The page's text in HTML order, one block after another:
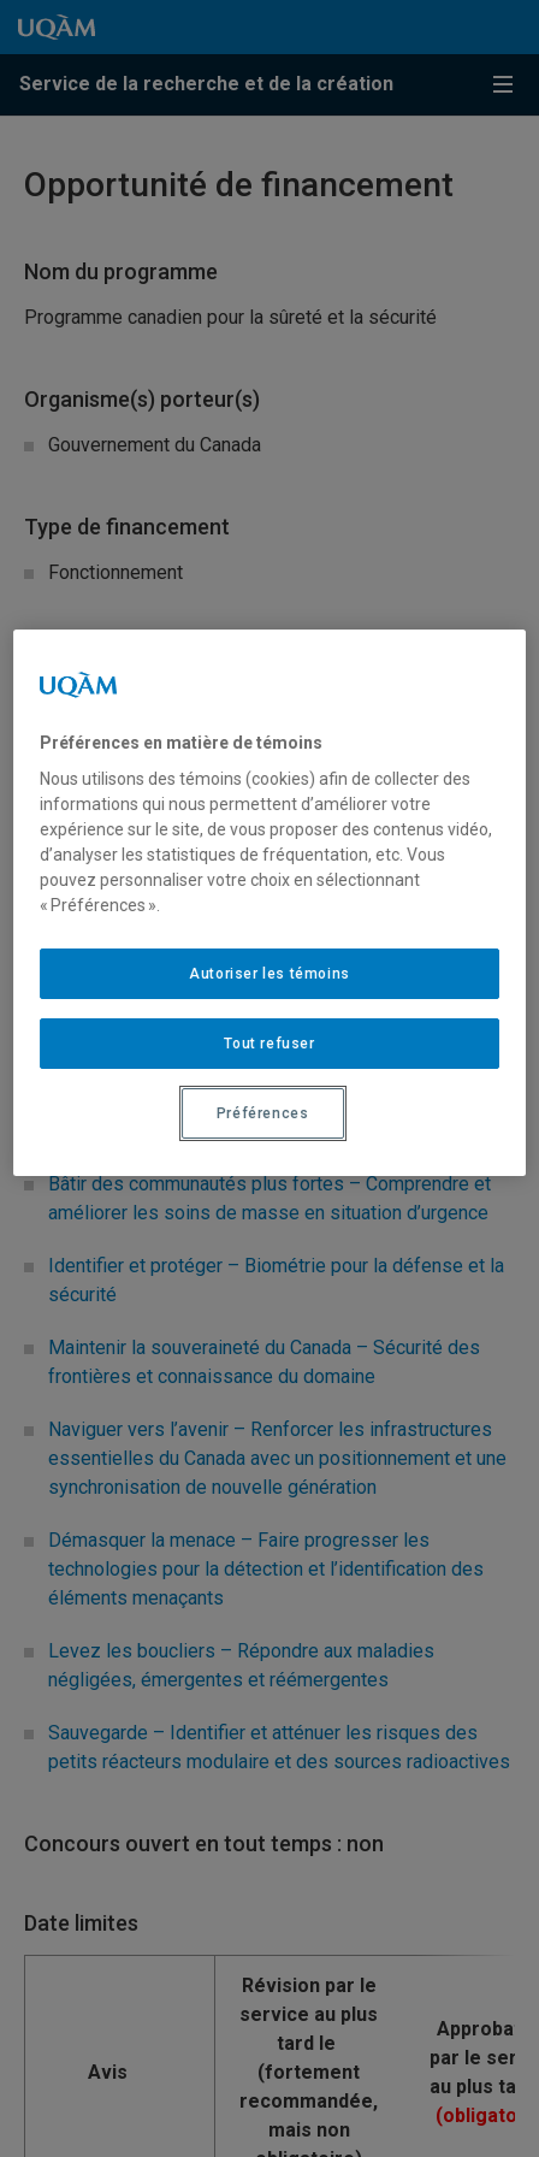
Passer au contenu
Accéder au menu principal
Accéder à la recherche
Passer au contenu
Accéder au menu principal
Service de la recherche et de la création
Menu
Opportunité de financement
Nom du programme
Programme canadien pour la sûreté et la sécurité
Organisme(s) porteur(s)
Gouvernement du Canada
Type de financement
Fonctionnement
Sciences humaines et sociales
Sciences naturelles et mathématiques
Description du programme
pel de propositions du PCSS 2024 est de tirer parti de
l’application novatrice de la science et de la technologie à
Les solutions proposées dans le cadre de l’appel de
propositions du PCSS 2024 devront s’attaquer aux défis
dans les domaines suivants :
Renseignements sur les incendies de forêt – Une
image commune pour la détection et la suppression
Bâtir des communautés plus fortes – Comprendre et
améliorer les soins de masse en situation d’urgence
Identifier et protéger – Biométrie pour la défense et la
sécurité
Maintenir la souveraineté du Canada – Sécurité des
frontières et connaissance du domaine
Naviguer vers l’avenir – Renforcer les infrastructures
essentielles du Canada avec un positionnement et une
synchronisation de nouvelle génération
Démasquer la menace – Faire progresser les
technologies pour la détection et l’identification des
éléments menaçants
Levez les boucliers – Répondre aux maladies
négligées, émergentes et réémergentes
Sauvegarde – Identifier et atténuer les risques des
petits réacteurs modulaire et des sources radioactives
Concours ouvert en tout temps : non
Date limites
Avis
Préférences en matière de témoins
Nous utilisons des témoins (cookies) afin de collecter des
informations qui nous permettent d’améliorer votre
expérience sur le site, de vous proposer des contenus vidéo,
d’analyser les statistiques de fréquentation, etc. Vous
pouvez personnaliser votre choix en sélectionnant
« Préférences ».
Tout refuser
Autoriser les témoins
Préférences